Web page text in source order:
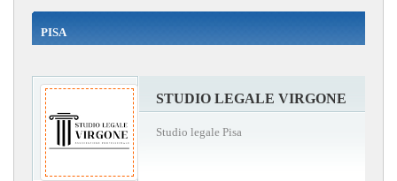
PISA
STUDIO LEGALE VIRGONE
Studio legale Pisa